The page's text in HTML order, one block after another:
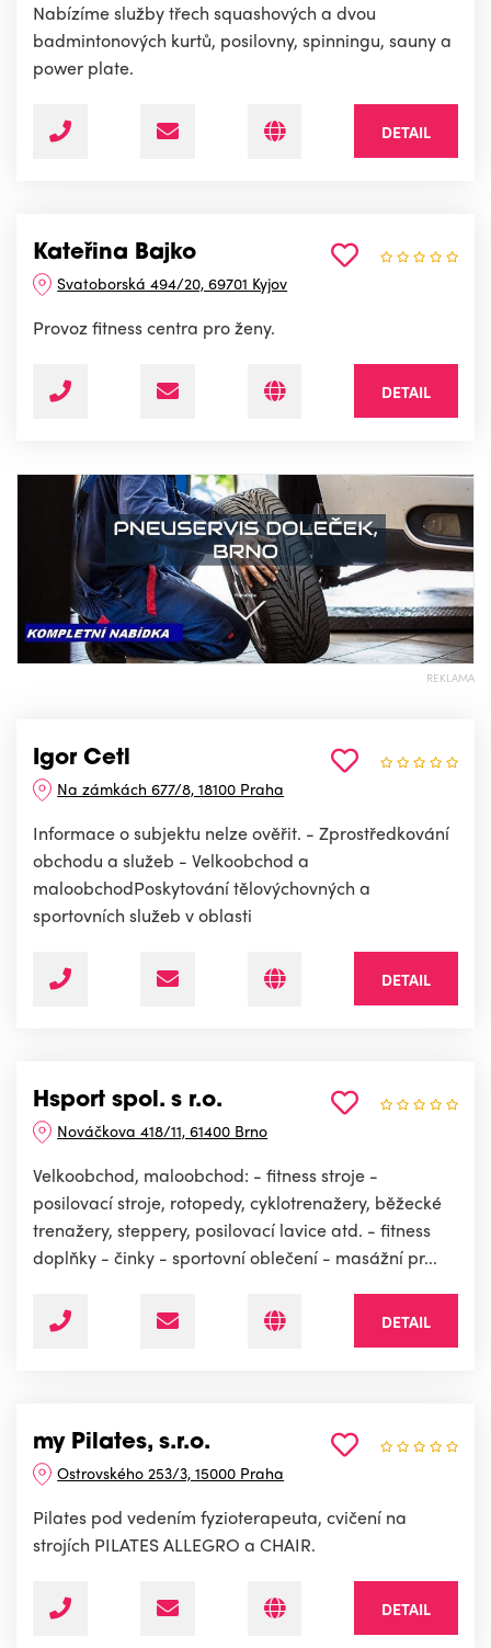
Nabízíme služby třech squashových a dvou
badmintonových kurtů, posilovny, spinningu, sauny a
power plate.
DETAIL
Kateřina Bajko
Svatoborská 494/20, 69701 Kyjov
Provoz fitness centra pro ženy.
DETAIL
REKLAMA
Igor Cetl
Na zámkách 677/8, 18100 Praha
Informace o subjektu nelze ověřit. - Zprostředkování
obchodu a služeb - Velkoobchod a
maloobchodPoskytování tělovýchovných a
sportovních služeb v oblasti
DETAIL
Hsport spol. s r.o.
Nováčkova 418/11, 61400 Brno
Velkoobchod, maloobchod: - fitness stroje -
posilovací stroje, rotopedy, cyklotrenažery, běžecké
trenažery, steppery, posilovací lavice atd. - fitness
doplňky - činky - sportovní oblečení - masážní pr...
DETAIL
my Pilates, s.r.o.
Ostrovského 253/3, 15000 Praha
Pilates pod vedením fyzioterapeuta, cvičení na
strojích PILATES ALLEGRO a CHAIR.
DETAIL